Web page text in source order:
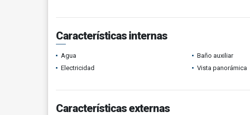
Características internas
Agua Baño auxiliar
Electricidad
Vista panorámica
Características externas